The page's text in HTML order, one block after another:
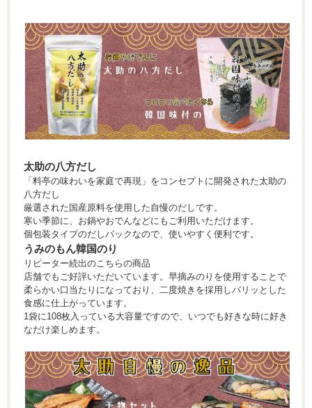
太助の八方だし
「料亭の味わいを家庭で再現」をコンセプトに開発された太助の
八方だし
厳選された国産原料を使用した自慢のだしです。
寒い季節に、お鍋やおでんなどにもご利用いただけます。
個包装タイプのだしパックなので、使いやすく便利です。
うみのもん韓国のり
リピーター続出のこちらの商品
店舗でもご好評いただいています。早摘みのりを使用することで
柔らかい口当たりになっており、二度焼きを採用しパリッとした
食感に仕上がっています。
1袋に108枚入っている大容量ですので、いつでも好きな時に好き
なだけ楽しめます。